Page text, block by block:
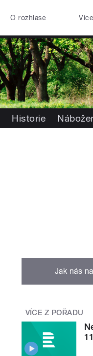
O rozhlase Více
Historie
Jak nás
VÍCE Z POŘADU